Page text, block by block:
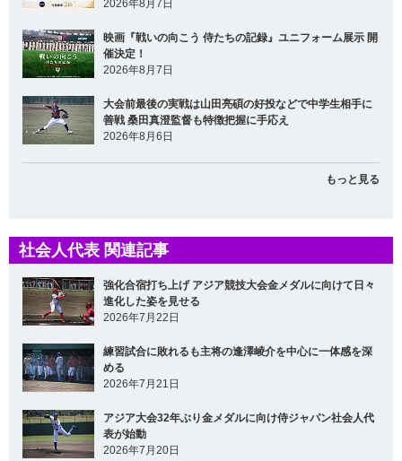
2026年8月7日
映画『戦いの向こう 侍たちの記録』ユニフォーム展示 開
催決定！
2026年8月7日
大会前最後の実戦は山田亮碩の好投などで中学生相手に
善戦 桑田真澄監督も特徴把握に手応え
2026年8月6日
もっと見る
社会人代表 関連記事
強化合宿打ち上げ アジア競技大会金メダルに向けて日々
進化した姿を見せる
2026年7月22日
練習試合に敗れるも主将の逢澤崚介を中心に一体感を深
める
2026年7月21日
アジア大会32年ぶり金メダルに向け侍ジャパン社会人代
表が始動
2026年7月20日